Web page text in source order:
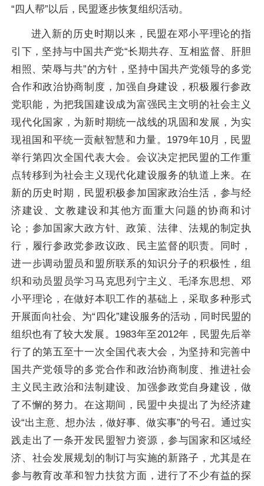
“四人帮”以后，民盟逐步恢复组织活动。
进入新的历史时期以来，民盟在邓小平理论的指
引下，坚持与中国共产党“长期共存、互相监督、肝胆
相照、荣辱与共”的方针，坚持中国共产党领导的多党
合作和政治协商制度，加强自身建设，积极履行参政
党职能，为把我国建设成为富强民主文明的社会主义
现代化国家，为新时期统一战线的巩固和发展，为实
现祖国和平统一贡献智慧和力量。1979年10月，民盟
举行第四次全国代表大会。会议决定把民盟的工作重
点转移到为社会主义现代化建设服务的轨道上来。在
新的历史时期，民盟积极参加国家政治生活，参与经
济建设、文教建设和其他方面重大问题的协商和讨
论；参加国家大政方针、政策、法律、法规的制定执
行，履行参政党参政议政、民主监督的职责。同时，
进一步调动盟员和盟所联系的知识分子的积极性，组
织和动员盟员学习马克思列宁主义、毛泽东思想、邓
小平理论，在做好本职工作的基础上，采取多种形式
开展面向社会、为“四化”建设服务的活动，同时民盟的
组织也有了较大发展。1983年至2012年，民盟先后举
行了的第五至十一次全国代表大会，为坚持和完善中
国共产党领导的多党合作和政治协商制度、推进社会
主义民主政治和法制建设、加强参政党自身建设，做
了不懈的努力。在这期间，民盟中央提出了为经济建
设“出主意、想办法，做好事、做实事”的号召。通过实
践走出了一条开发民盟智力资源，参与国家和区域经
济、社会发展规划的制订与实施的新路子，尤其是在
参与教育改革和智力扶贫方面，进行了不少有益的探